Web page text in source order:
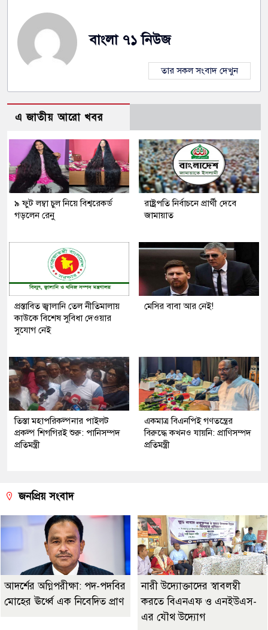
বাংলা ৭১ নিউজ
তার সকল সংবাদ দেখুন
এ জাতীয় আরো খবর
৯ ফুট লম্বা চুল নিয়ে বিশ্বরেকর্ড
গড়লেন রেনু
রাষ্ট্রপতি নির্বাচনে প্রার্থী দেবে
জামায়াত
প্রস্তাবিত জ্বালানি তেল নীতিমালায়
কাউকে বিশেষ সুবিধা দেওয়ার
সুযোগ নেই
মেসির বাবা আর নেই!
তিস্তা মহাপরিকল্পনার পাইলট
প্রকল্প শিগগিরই শুরু: পানিসম্পদ
প্রতিমন্ত্রী
একমাত্র বিএনপিই গণতন্ত্রের
বিরুদ্ধে কখনও যায়নি: প্রাণিসম্পদ
প্রতিমন্ত্রী
জনপ্রিয় সংবাদ
আদর্শের অগ্নিপরীক্ষা: পদ-পদবির
মোহের ঊর্ধ্বে এক নিবেদিত প্রাণ
নারী উদ্যোক্তাদের স্বাবলম্বী
করতে বিএনএফ ও এনইউএস-
এর যৌথ উদ্যোগ